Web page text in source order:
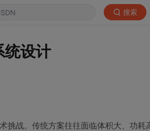
搜索
设计
挑战。传统方案往往面临体积大、功耗